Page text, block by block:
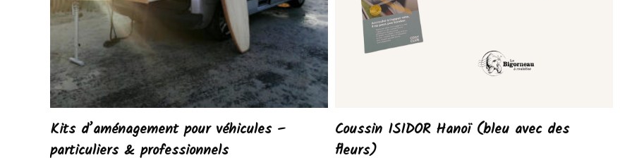
Kits d’aménagement pour véhicules –
particuliers & professionnels
Coussin ISIDOR Hanoï (bleu avec des
fleurs)